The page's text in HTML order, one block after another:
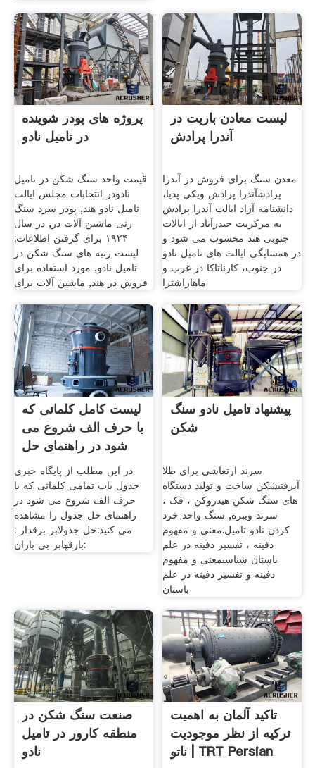
پروژه های پودر شوینده
در تامیل نادو
قیمت واحد سنگ شکن در تامیل
نادودر انتخابات مجلس ایالت
تامیل نادو هند, پودر سرد سنگ
زنی ماشین آلات در, در سال
۱۹۲۴ برای گرفتن اطلاعات;
لیست رتبه های سنگ شکن در
تامیل نادو, مورد استفاده برای
فروش در هند, ماشین آلات برای
لیست معادن باریت در
آندرا پرادش
معدن سنگ برای فروش در آندرا
پرادشآندرا پرادش ویکی پدیا،
دانشنامه آزاد ایالت آندرا پرادش
به مرکزیت حیدرآباد از ایالات
جنوبی هند محسوب می شود و
در همسایگی ایالت های تامیل نادو
در جنوب، کارناتاکا در غرب و
ماهاراشترا
لیست کامل کلماتی که
با حرف الف شروع می
شود در راهنمای حل
در این مطلب از پایگاه خبری
جدول یاب تمامی کلماتی که با
حرف الف شروع می شود در
راهنمای حل جدول را مشاهده
می کنید:حل جدولابر برقدار :
بارقهابر بی‌ باران:
پیشنهاد تامیل نادو سنگ
شکن
سرند ارتعاشی برای طلا
آبرفتیشکن ساخت و توليد دستگاه
های سنگ شکن هیدروکن ، فک ،
سرند ویبره, سنگ واحد خرد
کردن نادو تامیل.معنی و مفهوم
دفینه ، تفسیر دفینه در علم
باستان شناسیمعنی و مفهوم
دفینه و تفسیر دفینه در علم
باستان
صنعت سنگ شکن در
منطقه کارور در تامیل
نادو
تاکید آلمان به اهمیت
ترکیه از نظر موجودیت
ناتو | TRT Persian